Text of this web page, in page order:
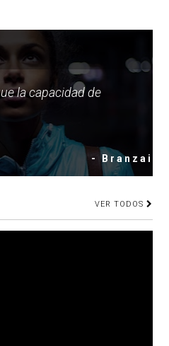
la capacidad de
- Branzai
VER TODOS